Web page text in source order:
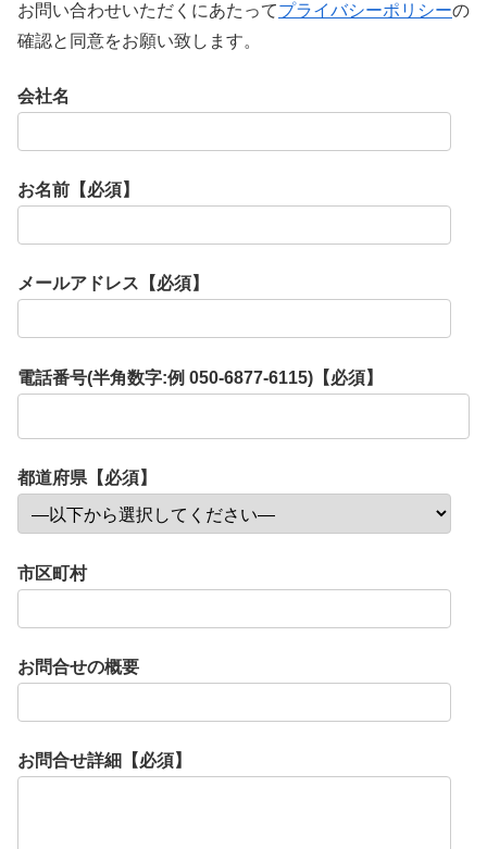
お問い合わせいただくにあたってプライバシーポリシーの
確認と同意をお願い致します。
会社名
お名前【必須】
メールアドレス【必須】
電話番号(半角数字:例 050-6877-6115)【必須】
都道府県【必須】
市区町村
お問合せの概要
お問合せ詳細【必須】